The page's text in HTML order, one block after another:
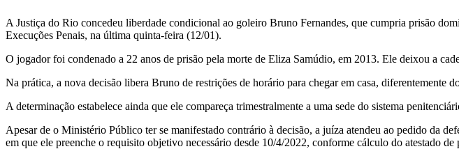
A Justiça do Rio concedeu liberdade condicional ao goleiro Bruno Fernandes, que cumpria prisão
Execuções Penais, na última quinta-feira (12/01).
O jogador foi condenado a 22 anos de prisão pela morte de Eliza Samúdio, em 2013. Ele deixou a
Na prática, a nova decisão libera Bruno de restrições de horário para chegar em casa,
A determinação estabelece ainda que ele compareça trimestralmente a uma sede do sistema
Apesar de o Ministério Público ter se manifestado contrário à decisão, a juíza atendeu ao pedido da
em que ele preenche o requisito objetivo necessário desde 10/4/2022, conforme cálculo do atestado de